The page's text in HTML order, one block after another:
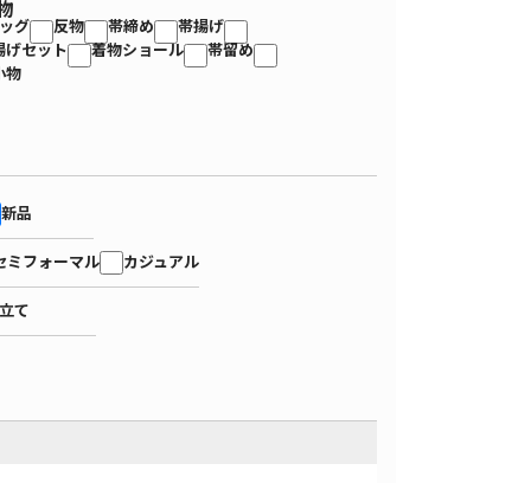
グ 反物 帯締め
帯揚げ
げセット
着物ショール
帯留め
物
新品
ミフォーマル カジュアル
て